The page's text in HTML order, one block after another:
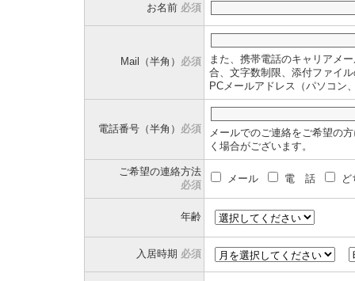
お名前 必須
Mail（半角） 必須
また、携帯電話のキャリアメ
合、文字数制限、添付ファイ
PCメールアドレス（パソコン
電話番号（半角） 必須
メールでのご連絡をご希望の
く場合がございます。
ご希望の連絡方法
必須
メール 電 話 ど
年齢
入居時期 必須